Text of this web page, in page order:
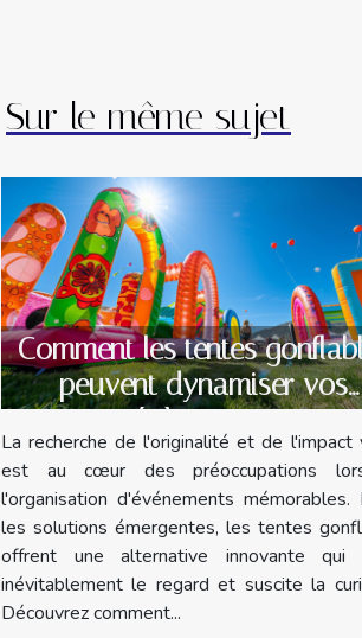
Sur le même sujet
Comment les tentes
peuvent dynamiser vos
évènements
La recherche de l'originalité et de l'impact
est au cœur des préoccupations
l'organisation d'événements mémorables.
les solutions émergentes, les tentes
offrent une alternative innovante qui
inévitablement le regard et suscite la
Découvrez comment...